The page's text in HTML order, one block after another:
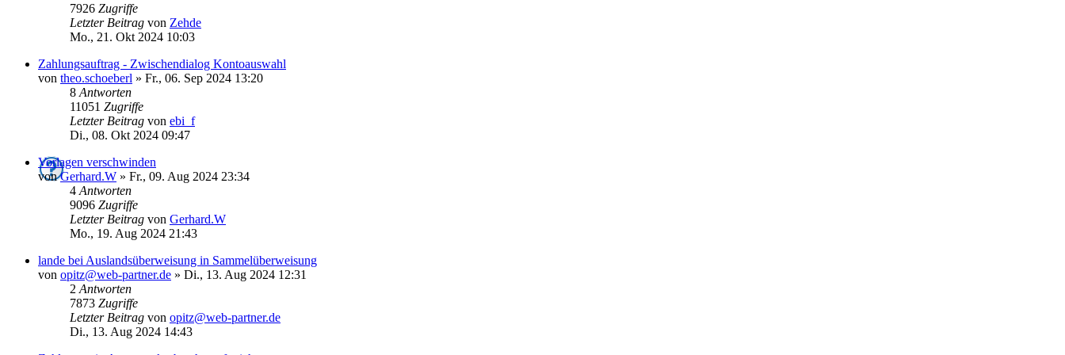
7926 Zugriffe
Letzter Beitrag von Zehde
Mo., 21. Okt 2024 10:03
Zahlungsauftrag - Zwischendialog Kontoauswahl
von theo.schoeberl » Fr., 06. Sep 2024 13:20
8 Antworten
11051 Zugriffe
Letzter Beitrag von ebi_f
Di., 08. Okt 2024 09:47
Vorlagen verschwinden
vonGerhard.W » Fr., 09. Aug 2024 23:34
4 Antworten
9096 Zugriffe
Letzter Beitrag von Gerhard.W
Mo., 19. Aug 2024 21:43
lande bei Auslandsüberweisung in Sammelüberweisung
von opitz@web-partner.de » Di., 13. Aug 2024 12:31
2 Antworten
7873 Zugriffe
Letzter Beitrag von opitz@web-partner.de
Di., 13. Aug 2024 14:43